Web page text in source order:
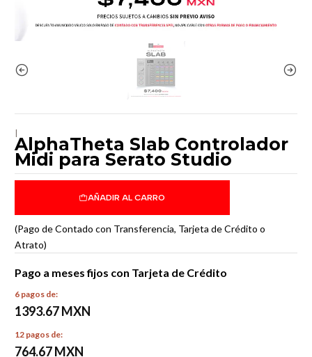
|
AlphaTheta Slab Controlador
Midi para Serato Studio
AÑADIR AL CARRO
(Pago de Contado con Transferencia, Tarjeta de Crédito o
Atrato)
Pago a meses fijos con Tarjeta de Crédito
6 pagos de:
1393.67 MXN
12 pagos de:
764.67 MXN